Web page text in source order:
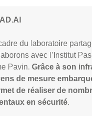
du laboratoire
avec l’Institut
Pavin. Grâce à son
de mesure
de réaliser de
en sécurité.